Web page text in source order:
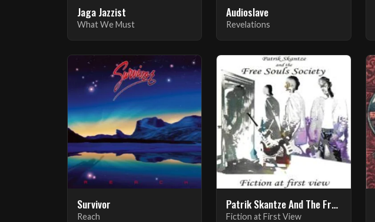
Jaga Jazzist
What We Must
Audioslave
Revelations
Survivor
Reach
Patrik Skantze And The Free Soul Society
Fiction at First View